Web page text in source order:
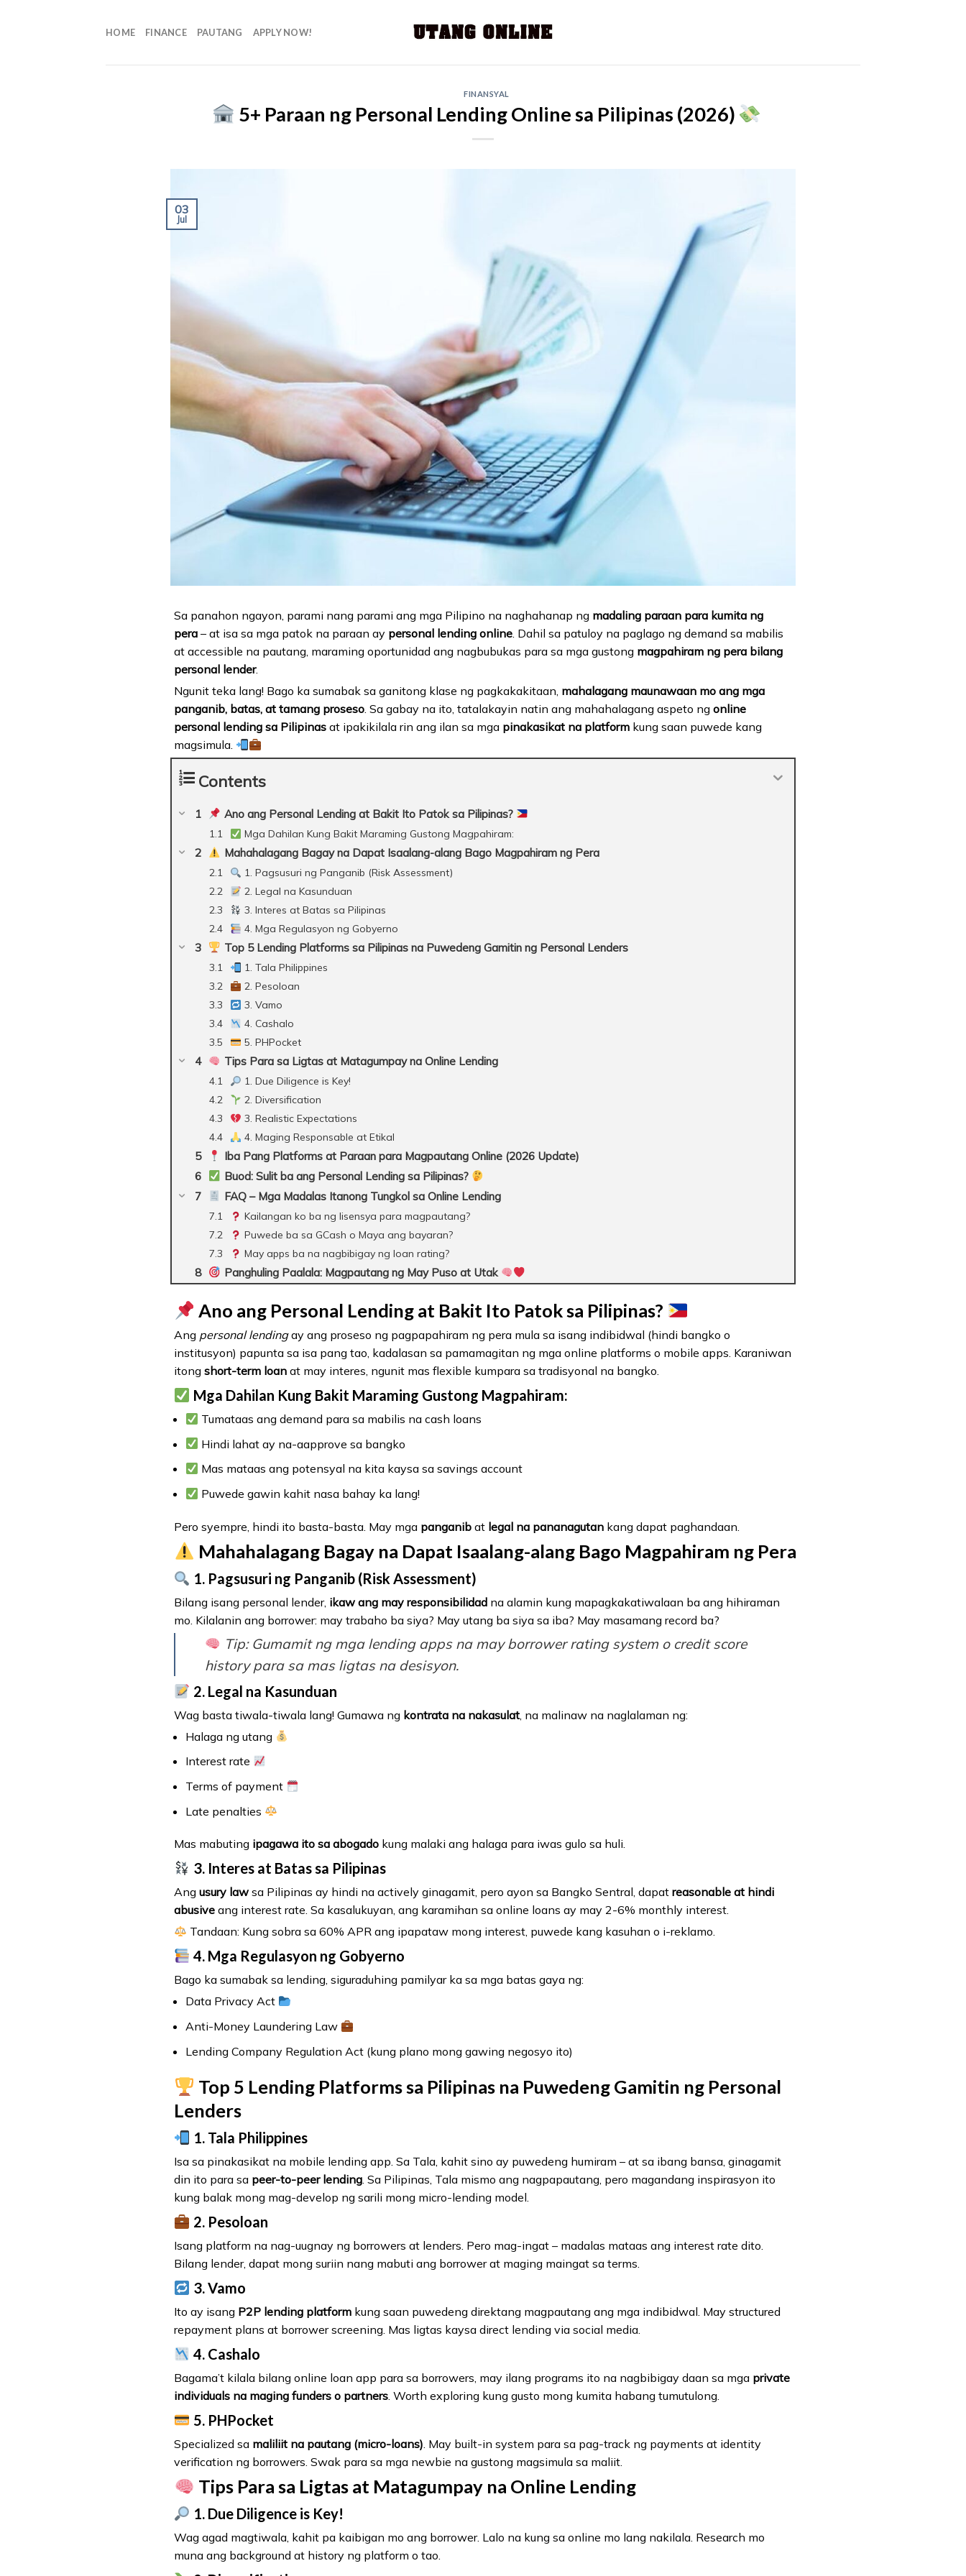
HOME FINANCE PAUTANG APPLY NOW!
FINANSYAL
5+ Paraan ng Personal Lending Online sa Pilipinas (2026)
03
Jul
Sa panahon ngayon, parami nang parami ang mga Pilipino na naghahanap ng madaling paraan para kumita ng
pera – at isa sa mga patok na paraan ay personal lending online. Dahil sa patuloy na paglago ng demand sa mabilis
at accessible na pautang, maraming oportunidad ang nagbubukas para sa mga gustong magpahiram ng pera bilang
personal lender.
Ngunit teka lang! Bago ka sumabak sa ganitong klase ng pagkakakitaan, mahalagang maunawaan mo ang mga
panganib, batas, at tamang proseso. Sa gabay na ito, tatalakayin natin ang mahahalagang aspeto ng online
personal lending sa Pilipinas at ipakikilala rin ang ilan sa mga pinakasikat na platform kung saan puwede kang
magsimula.
Contents
Ano ang Personal Lending at Bakit Ito Patok sa Pilipinas?
Mga Dahilan Kung Bakit Maraming Gustong Magpahiram:
Mahahalagang Bagay na Dapat Isaalang-alang Bago Magpahiram ng Pera
1. Pagsusuri ng Panganib (Risk Assessment)
2. Legal na Kasunduan
3. Interes at Batas sa Pilipinas
4. Mga Regulasyon ng Gobyerno
Top 5 Lending Platforms sa Pilipinas na Puwedeng Gamitin ng Personal Lenders
1. Tala Philippines
2. Pesoloan
3. Vamo
4. Cashalo
5. PHPocket
Tips Para sa Ligtas at Matagumpay na Online Lending
1. Due Diligence is Key!
2. Diversification
3. Realistic Expectations
4. Maging Responsable at Etikal
Iba Pang Platforms at Paraan para Magpautang Online (2026 Update)
Buod: Sulit ba ang Personal Lending sa Pilipinas?
FAQ – Mga Madalas Itanong Tungkol sa Online Lending
Kailangan ko ba ng lisensya para magpautang?
Puwede ba sa GCash o Maya ang bayaran?
May apps ba na nagbibigay ng loan rating?
Panghuling Paalala: Magpautang ng May Puso at Utak
Ano ang Personal Lending at Bakit Ito Patok sa Pilipinas?
Ang personal lendingay ang proseso ng pagpapahiram ng pera mula sa isang indibidwal (hindi bangko o
institusyon) papunta sa isa pang tao, kadalasan sa pamamagitan ng mga online platforms o mobile apps. Karaniwan
itong short-term loan at may interes, ngunit mas flexible kumpara sa tradisyonal na bangko.
Mga Dahilan Kung Bakit Maraming Gustong Magpahiram:
Tumataas ang demand para sa mabilis na cash loans
Hindi lahat ay na-aapprove sa bangko
Mas mataas ang potensyal na kita kaysa sa savings account
Puwede gawin kahit nasa bahay ka lang!
Pero syempre, hindi ito basta-basta. May mga panganib at legal na pananagutan kang dapat paghandaan.
Mahahalagang Bagay na Dapat Isaalang-alang Bago Magpahiram ng Pera
1. Pagsusuri ng Panganib (Risk Assessment)
Bilang isang personal lender, ikaw ang may responsibilidad na alamin kung mapagkakatiwalaan ba ang hihiraman
mo. Kilalanin ang borrower: may trabaho ba siya? May utang ba siya sa iba? May masamang record ba?
Tip: Gumamit ng mga lending apps na may borrower rating system o credit score
history para sa mas ligtas na desisyon.
2. Legal na Kasunduan
Wag basta tiwala-tiwala lang! Gumawa ng kontrata na nakasulat , na malinaw na naglalaman ng:
Halaga ng utang
Interest rate
Terms of payment
Late penalties
Mas mabuting ipagawa ito sa abogado kung malaki ang halaga para iwas gulo sa huli.
3. Interes at Batas sa Pilipinas
Ang usury law sa Pilipinas ay hindi na actively ginagamit, pero ayon sa Bangko Sentral, dapat reasonable at hindi
abusive ang interest rate. Sa kasalukuyan, ang karamihan sa online loans ay may 2-6% monthly interest.
Tandaan: Kung sobra sa 60% APR ang ipapataw mong interest, puwede kang kasuhan o i-reklamo.
4. Mga Regulasyon ng Gobyerno
Bago ka sumabak sa lending, siguraduhing pamilyar ka sa mga batas gaya ng:
Data Privacy Act
Anti-Money Laundering Law
Lending Company Regulation Act (kung plano mong gawing negosyo ito)
Top 5 Lending Platforms sa Pilipinas na Puwedeng Gamitin ng Personal
Lenders
1. Tala Philippines
Isa sa pinakasikat na mobile lending app. Sa Tala, kahit sino ay puwedeng humiram – at sa ibang bansa, ginagamit
din ito para sa peer-to-peer lending. Sa Pilipinas, Tala mismo ang nagpapautang, pero magandang inspirasyon ito
kung balak mong mag-develop ng sarili mong micro-lending model.
2. Pesoloan
Isang platform na nag-uugnay ng borrowers at lenders. Pero mag-ingat – madalas mataas ang interest rate dito.
Bilang lender, dapat mong suriin nang mabuti ang borrower at maging maingat sa terms.
3. Vamo
Ito ay isang P2P lending platform kung saan puwedeng direktang magpautang ang mga indibidwal. May structured
repayment plans at borrower screening. Mas ligtas kaysa direct lending via social media.
4. Cashalo
Bagama’t kilala bilang online loan app para sa borrowers, may ilang programs ito na nagbibigay daan sa mga private
individuals na maging funders o partners. Worth exploring kung gusto mong kumita habang tumutulong.
5. PHPocket
Specialized sa maliliit na pautang (micro-loans). May built-in system para sa pag-track ng payments at identity
verification ng borrowers. Swak para sa mga newbie na gustong magsimula sa maliit.
Tips Para sa Ligtas at Matagumpay na Online Lending
1. Due Diligence is Key!
Wag agad magtiwala, kahit pa kaibigan mo ang borrower. Lalo na kung sa online mo lang nakilala. Research mo
muna ang background at history ng platform o tao.